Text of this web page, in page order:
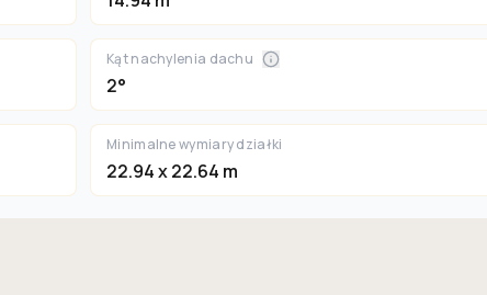
Kąt nachylenia dachu
2°
Minimalne wymiary działki
22.94 x 22.64 m